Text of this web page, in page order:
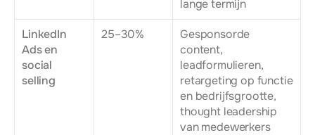
lange termijn
LinkedIn
Ads en
social
selling
25–30%
Gesponsorde
content,
leadformulieren,
retargeting op functie
en bedrijfsgrootte,
thought leadership
van medewerkers